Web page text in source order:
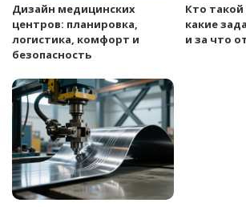
Дизайн медицинских
центров: планировка,
логистика, комфорт и
безопасность
Кто
какие
и за что